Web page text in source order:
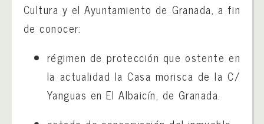
Cultura y el Ayuntamiento de Granada, a fin
de conocer:
régimen de protección que ostente en
la actualidad la Casa morisca de la C/
Yanguas en El Albaicín, de Granada.